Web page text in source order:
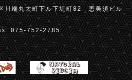
川端丸太町下ル下堤町82 恵美須ビル
075-752-2785